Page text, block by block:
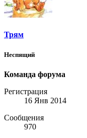
Трям
Неспящий
Команда форума
Регистрация
16 Янв 2014
Сообщения
970